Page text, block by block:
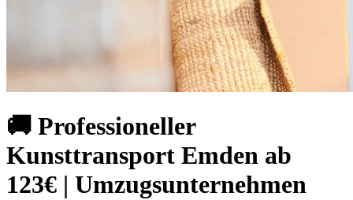
🚚 Professioneller
Kunsttransport Emden ab
123€ | Umzugsunternehmen